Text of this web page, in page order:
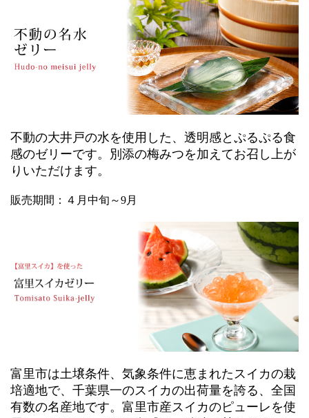
不動の大井戸の水を使用した、透明感とぷるぷる食
感のゼリーです。別添の梅みつを加えてお召し上が
りいただけます。
販売期間：４月中旬～9月
富里市は土壌条件、気象条件に恵まれたスイカの栽
培適地で、千葉県一のスイカの出荷量を誇る、全国
有数の名産地です。富里市産スイカのピューレを使